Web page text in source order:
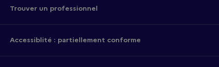
Trouver un professionnel
Accessiblité : partiellement conforme